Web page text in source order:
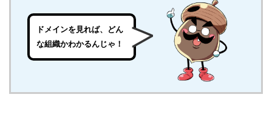
ドメインを見れば、どん
な組織かわかるんじゃ！